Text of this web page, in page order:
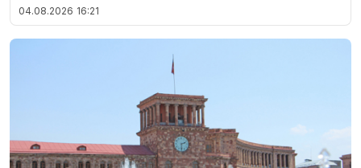
04.08.2026 16:21